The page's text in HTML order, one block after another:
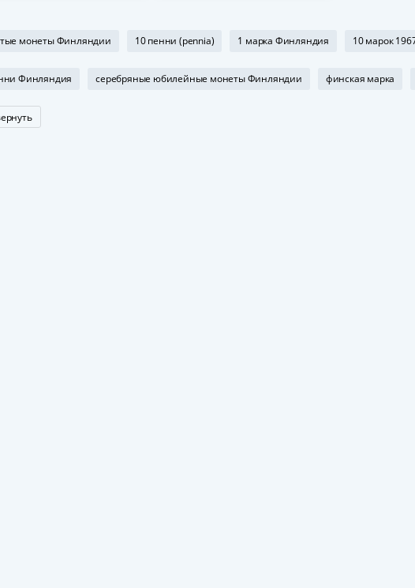
монеты Финляндии 10 пенни (pennia) 1 марка Финляндия 10 марок
Финляндия серебряные юбилейные монеты Финляндии финская марка